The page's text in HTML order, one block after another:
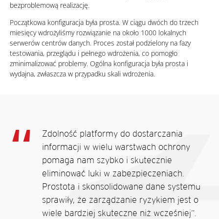
bezproblemową realizację.
Początkowa konfiguracja była prosta. W ciągu dwóch do trzech
miesięcy wdrożyliśmy rozwiązanie na około 1000 lokalnych
serwerów centrów danych. Proces został podzielony na fazy
testowania, przeglądu i pełnego wdrożenia, co pomogło
zminimalizować problemy. Ogólna konfiguracja była prosta i
wydajna, zwłaszcza w przypadku skali wdrożenia.
Zdolność platformy do dostarczania
informacji w wielu warstwach ochrony
pomaga nam szybko i skutecznie
eliminować luki w zabezpieczeniach.
Prostota i skonsolidowane dane systemu
sprawiły, że zarządzanie ryzykiem jest o
wiele bardziej skuteczne niż wcześniej”.